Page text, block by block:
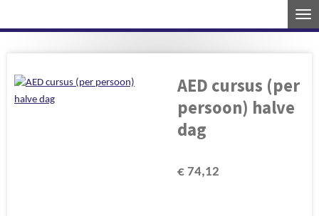
direct
hoofdinhoud
AED cursus (per
persoon) halve
dag
€ 74,12